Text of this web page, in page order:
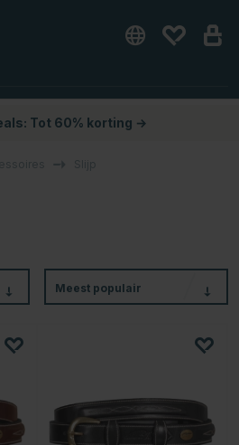
Tot 60% korting →
Meest populair